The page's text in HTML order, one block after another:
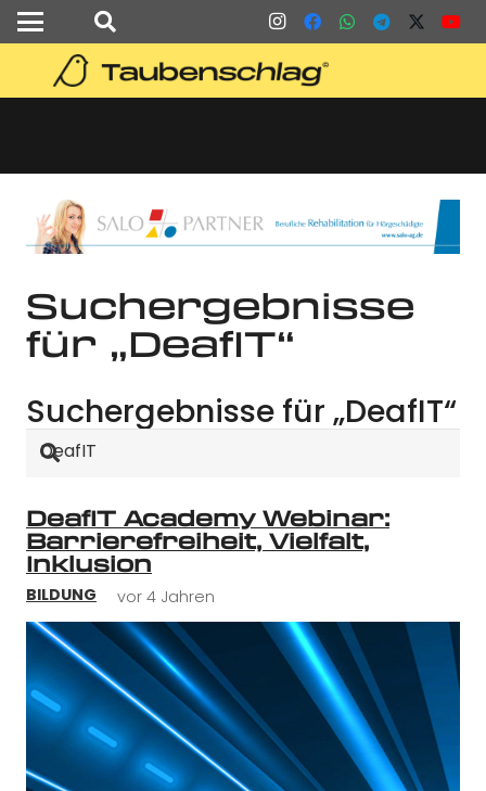
Suchergebnisse
für „DeafIT“
Suchergebnisse für „DeafIT“
DeafIT Academy Webinar:
Barrierefreiheit, Vielfalt,
Inklusion
BILDUNG vor 4 Jahren